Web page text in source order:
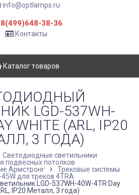
info@optlamps.ru
8(499)648-38-36
Контакты
Каталог товаров
LGD-537WH-
WHITE (ARL, IP20
3 ГОДА)
Светодиодные светильники
подвесных потолков
Армстронг
Трековые системы
45W для треков 4TRA
LGD-537WH-40W-4TR Day
IP20 Металл, 3 года)